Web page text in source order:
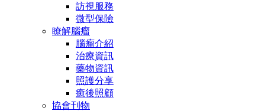
訪視服務
微型保險
瞭解腦瘤
腦瘤介紹
治療資訊
藥物資訊
照護分享
癒後照顧
協會刊物